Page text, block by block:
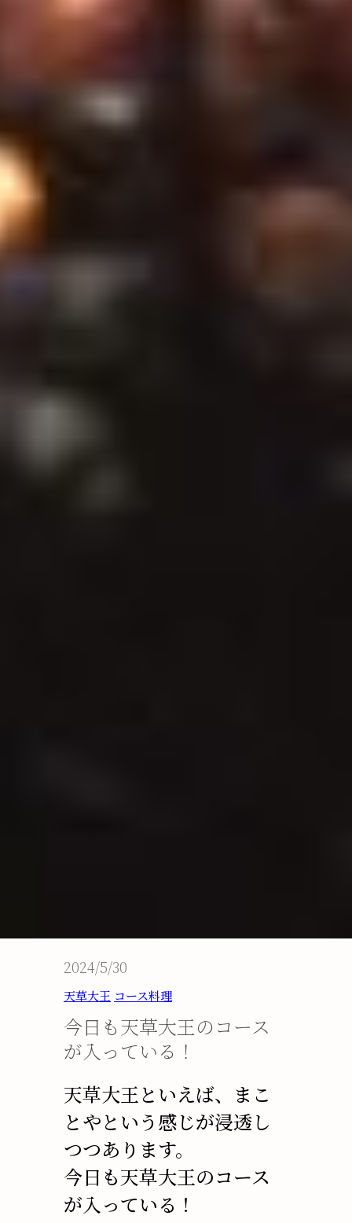
2024/5/30
天草大王 コース料理
今日も天草大王のコース
が入っている！
天草大王といえば、まこ
とやという感じが浸透し
つつあります。
今日も天草大王のコース
が入っている！